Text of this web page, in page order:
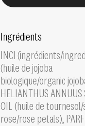
Ingrédients
INCI (ingrédients/
(huile de jojoba
biologique/organic
HELIANTHUS ANNUUS
OIL (huile de tournesol/
rose/rose petals),